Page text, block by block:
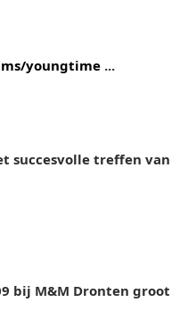
youngtime ...
succesvolle treffen van
bij M&M Dronten groot